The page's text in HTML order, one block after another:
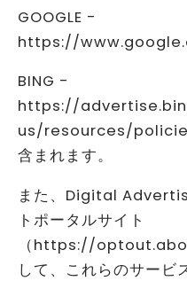
GOOGLE -
https://
BING -
https://
us/resources/
含まれます。
また、Digital
トポータルサイト
（https://
して、これらのサービ